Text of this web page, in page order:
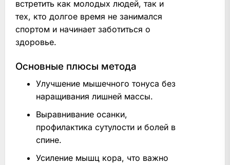
встретить как молодых людей, так и
тех, кто долгое время не занимался
спортом и начинает заботиться о
здоровье.
Основные плюсы метода
Улучшение мышечного тонуса без
наращивания лишней массы.
Выравнивание осанки,
профилактика сутулости и болей в
спине.
Усиление мышц кора, что важно